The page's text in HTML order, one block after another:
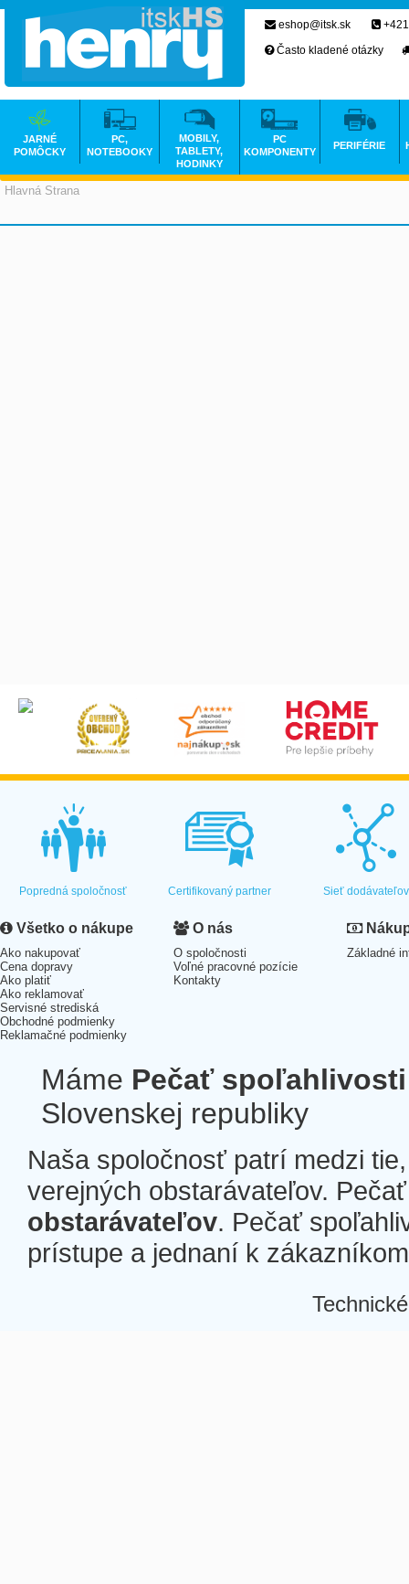
Hlavná Strana
eshop@itsk.sk
Často kladené otázky
JARNÉ
POMÔCKY
PC,
NOTEBOOKY
MOBILY,
TABLETY,
HODINKY
PC
KOMPONENTY
PERIFÉRIE
Popredná spoločnosť Certifikovaný partner Sieť dodávateľov
Všetko o nákupe
Ako nakupovať
Cena dopravy
Ako platiť
Ako reklamovať
Servisné strediská
Obchodné podmienky
Reklamačné podmienky
O nás
O spoločnosti
Voľné pracovné pozície
Kontakty
Základné
Máme Pečať spoľahlivosti
Slovenskej republiky
Naša spoločnosť patrí medzi
verejných obstarávateľov.
obstarávateľov. Pečať
prístupe a jednaní k